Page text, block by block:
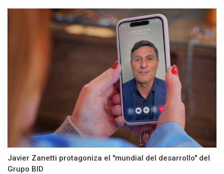
Javier Zanetti protagoniza el "mundial del desarrollo" del
Grupo BID